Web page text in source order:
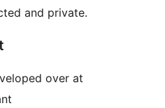
and private.
over at